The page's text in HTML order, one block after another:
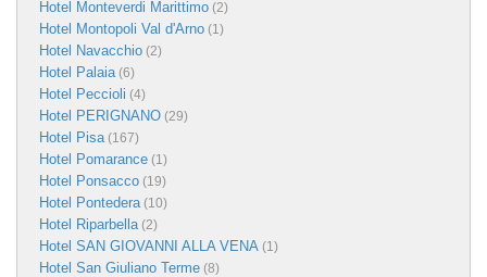
Hotel Monteverdi Marittimo (2)
Hotel Montopoli Val d'Arno (1)
Hotel Navacchio (2)
Hotel Palaia(6)
Hotel Peccioli (4)
Hotel PERIGNANO (29)
Hotel Pisa(167)
Hotel Pomarance (1)
Hotel Ponsacco (19)
Hotel Pontedera(10)
Hotel Riparbella(2)
Hotel SAN GIOVANNI ALLA VENA (1)
Hotel San Giuliano Terme (8)